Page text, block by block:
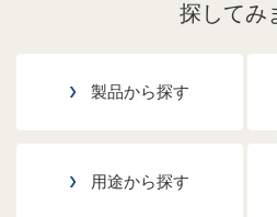
探してみ
製品から探す
用途から探す